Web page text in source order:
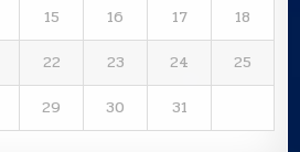
15 16 17
18
22 23 24
25
29 30
31